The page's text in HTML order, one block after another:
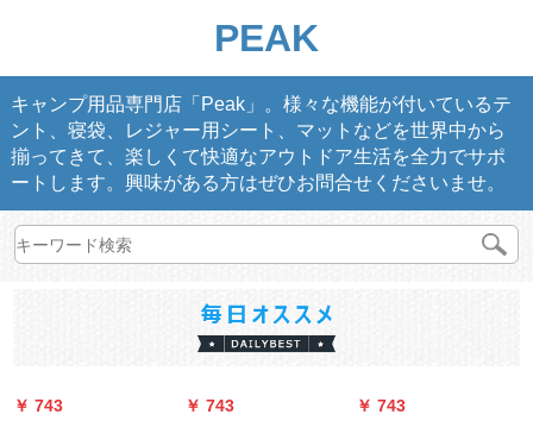
PEAK
キャンプ用品専門店「Peak」。様々な機能が付いているテ
ント、寝袋、レジャー用シート、マットなどを世界中から
揃ってきて、楽しくて快適なアウトドア生活を全力でサポ
ートします。興味がある方はぜひお問合せくださいませ。
￥ 743
￥ 743
￥ 743